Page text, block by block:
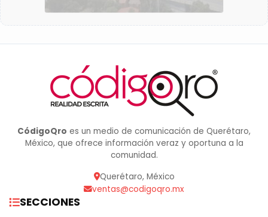
CódigoQro es un medio de comunicación de Querétaro,
México, que ofrece información veraz y oportuna a la
comunidad.
Querétaro, México
ventas@codigoqro.mx
SECCIONES